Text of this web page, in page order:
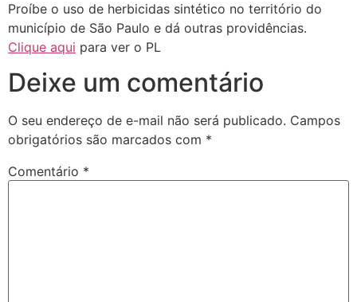
Proíbe o uso de herbicidas sintético no território do
município de São Paulo e dá outras providências.
Clique aqui para ver o PL
Deixe um comentário
O seu endereço de e-mail não será publicado. Campos
obrigatórios são marcados com *
Comentário *